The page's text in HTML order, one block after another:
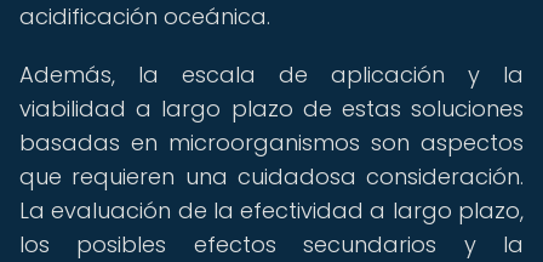
acidificación oceánica.
Además, la escala de aplicación y la
viabilidad a largo plazo de estas soluciones
basadas en microorganismos son aspectos
que requieren una cuidadosa consideración.
La evaluación de la efectividad a largo plazo,
los posibles efectos secundarios y la